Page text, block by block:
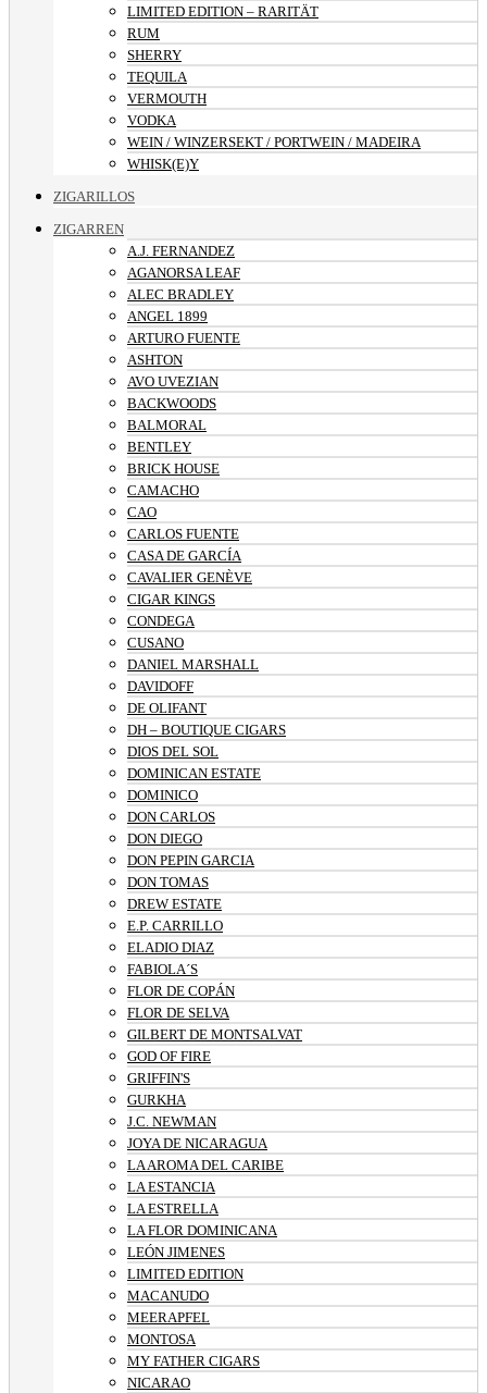
LIMITED EDITION – RARITÄT
RUM
SHERRY
TEQUILA
VERMOUTH
VODKA
WEIN / WINZERSEKT / PORTWEIN / MADEIRA
WHISK(E)Y
ZIGARILLOS
ZIGARREN
A.J. FERNANDEZ
AGANORSA LEAF
ALEC BRADLEY
ANGEL 1899
ARTURO FUENTE
ASHTON
AVO UVEZIAN
BACKWOODS
BALMORAL
BENTLEY
BRICK HOUSE
CAMACHO
CAO
CARLOS FUENTE
CASA DE GARCÍA
CAVALIER GENÈVE
CIGAR KINGS
CONDEGA
CUSANO
DANIEL MARSHALL
DAVIDOFF
DE OLIFANT
DH – BOUTIQUE CIGARS
DIOS DEL SOL
DOMINICAN ESTATE
DOMINICO
DON CARLOS
DON DIEGO
DON PEPIN GARCIA
DON TOMAS
DREW ESTATE
E.P. CARRILLO
ELADIO DIAZ
FABIOLA´S
FLOR DE COPÁN
FLOR DE SELVA
GILBERT DE MONTSALVAT
GOD OF FIRE
GRIFFIN'S
GURKHA
J.C. NEWMAN
JOYA DE NICARAGUA
LA AROMA DEL CARIBE
LA ESTANCIA
LA ESTRELLA
LA FLOR DOMINICANA
LEÓN JIMENES
LIMITED EDITION
MACANUDO
MEERAPFEL
MONTOSA
MY FATHER CIGARS
NICARAO